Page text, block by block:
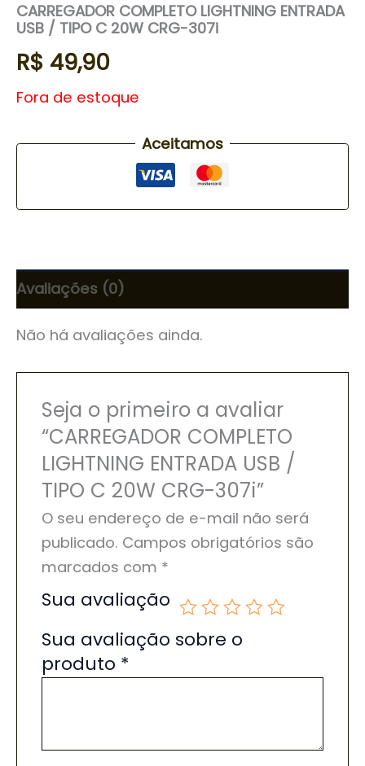
CARREGADOR COMPLETO LIGHTNING ENTRADA
USB / TIPO C 20W CRG-307i
R$ 49,90
Fora de estoque
Aceitamos
Avaliações (0)
Não há avaliações ainda.
Seja o primeiro a avaliar
“CARREGADOR COMPLETO
LIGHTNING ENTRADA USB /
TIPO C 20W CRG-307i”
O seu endereço de e-mail não será
publicado. Campos obrigatórios são
marcados com *
Sua avaliação
Sua avaliação sobre o
produto *